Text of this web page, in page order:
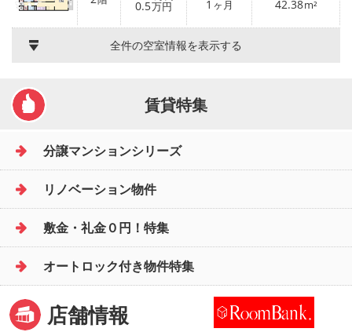
0.5万円 1 ヶ月 42.38m²
全件の空室情報を表示する
賃貸特集
分譲マンションシリーズ
リノベーション物件
敷金・礼金０円！特集
オートロック付き物件特集
店舗情報